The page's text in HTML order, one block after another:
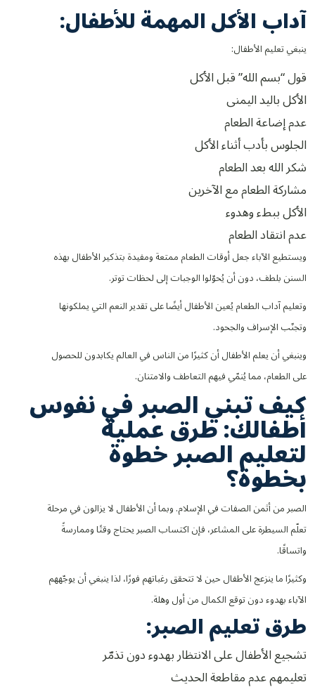
آداب الأكل المهمة للأطفال:
ينبغي تعليم الأطفال:
قول “بسم الله” قبل الأكل
الأكل باليد اليمنى
عدم إضاعة الطعام
الجلوس بأدب أثناء الأكل
شكر الله بعد الطعام
مشاركة الطعام مع الآخرين
الأكل ببطء وهدوء
عدم انتقاد الطعام
ويستطيع الآباء جعل أوقات الطعام ممتعة ومفيدة بتذكير الأطفال بهذه
السنن بلطف، دون أن يُحوّلوا الوجبات إلى لحظات توتر.
وتعليم آداب الطعام يُعين الأطفال أيضًا على تقدير النعم التي يملكونها
وتجنّب الإسراف والجحود.
وينبغي أن يعلم الأطفال أن كثيرًا من الناس في العالم يكابدون للحصول
على الطعام، مما يُنمّي فيهم التعاطف والامتنان.
كيف تبني الصبر في نفوس
أطفالك: طرق عملية
لتعليم الصبر خطوة
بخطوة؟
الصبر من أثمن الصفات في الإسلام. وبما أن الأطفال لا يزالون في مرحلة
تعلّم السيطرة على المشاعر، فإن اكتساب الصبر يحتاج وقتًا وممارسةً
واتساقًا.
وكثيرًا ما ينزعج الأطفال حين لا تتحقق رغباتهم فورًا، لذا ينبغي أن يوجّههم
الآباء بهدوء دون توقع الكمال من أول وهلة.
طرق تعليم الصبر:
تشجيع الأطفال على الانتظار بهدوء دون تذمّر
تعليمهم عدم مقاطعة الحديث